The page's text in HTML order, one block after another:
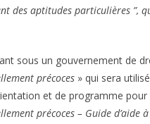
des aptitudes particulières ”,
sous un gouvernement de
précoces » qui sera
et de programme pour
précoces – Guide